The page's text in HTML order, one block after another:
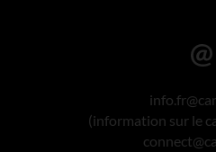
(information sur le